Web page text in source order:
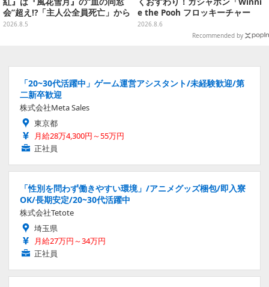
会”超え!?「主人公全員死亡」から
始まる物語は、様々なシリーズ作
2026.8.5
e the Pooh フロッキーチャー
ム」ふわふわでどれも可愛い全4
2026.8.6
Recommended by
「20~30代活躍中」ゲーム運営アシスタント/未経験歓迎/第
二新卒歓迎
株式会社Meta Sales
東京都
月給28万4,300円～55万円
正社員
「性別を問わず働きやすい環境」/アニメグッズ梱包/即入寮
OK/長期安定/20~30代活躍中
株式会社Tetote
埼玉県
月給27万円～34万円
正社員